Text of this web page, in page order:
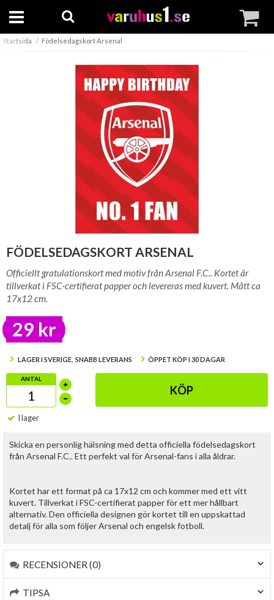
Startsida Födelsedagskort Arsenal
FÖDELSEDAGSKORT ARSENAL
Officiellt gratulationskort med motiv från Arsenal F.C.. Kortet är
tillverkat i FSC-certifierat papper och levereras med kuvert. Mått ca
17x12 cm.
29 kr
LAGER I SVERIGE, SNABB LEVERANS ÖPPET KÖP I 30 DAGAR
ANTAL
KÖP
I lager
Skicka en personlig hälsning med detta officiella födelsedagskort
från Arsenal F.C.. Ett perfekt val för Arsenal-fans i alla åldrar.
Kortet har ett format på ca 17x12 cm och kommer med ett vitt
kuvert. Tillverkat i FSC-certifierat papper för ett mer hållbart
alternativ. Den officiella designen gör kortet till en uppskattad
detalj för alla som följer Arsenal och engelsk fotboll.
RECENSIONER (0)
TIPSA